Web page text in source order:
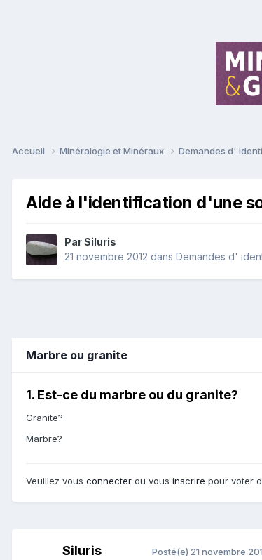
Accueil Minéralogie et Minéraux Demandes d'
Aide à l'identification d'une
ParSiluris
21 novembre 2012 dans Demandes d'
Marbre ou granite
1. Est-ce du marbre ou du granite?
Granite?
Marbre?
Veuillez vous connecter ou vous inscrire pour voter
Siluris Posté(e) 21 novembre